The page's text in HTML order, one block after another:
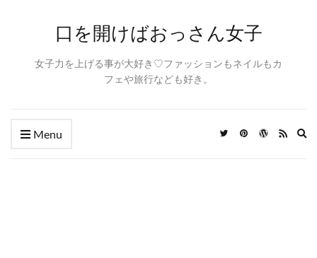
口を開けばおっさん女子
女子力を上げる事が大好き♡ファッションもネイルもカ
フェや旅行なども好き。
Menu